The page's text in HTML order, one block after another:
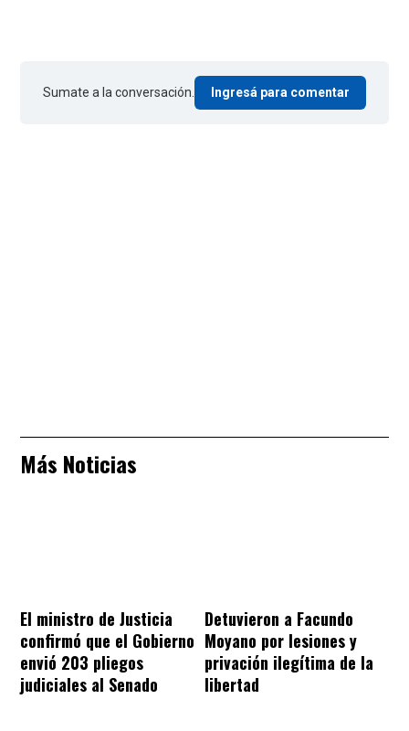
Sumate a la conversación. Ingresá para comentar
Más Noticias
El ministro de Justicia
confirmó que el Gobierno
envió 203 pliegos
judiciales al Senado
Detuvieron​​​​​​​ a Facundo
Moyano por lesiones y
privación ilegítima de la
libertad